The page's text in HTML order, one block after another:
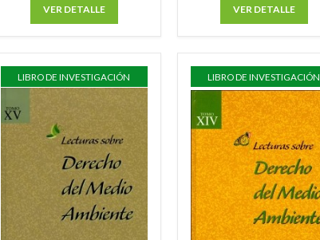
VER DETALLE VER DETALLE
LIBRO DE INVESTIGACIÓN LIBRO DE INVESTIGACIÓN